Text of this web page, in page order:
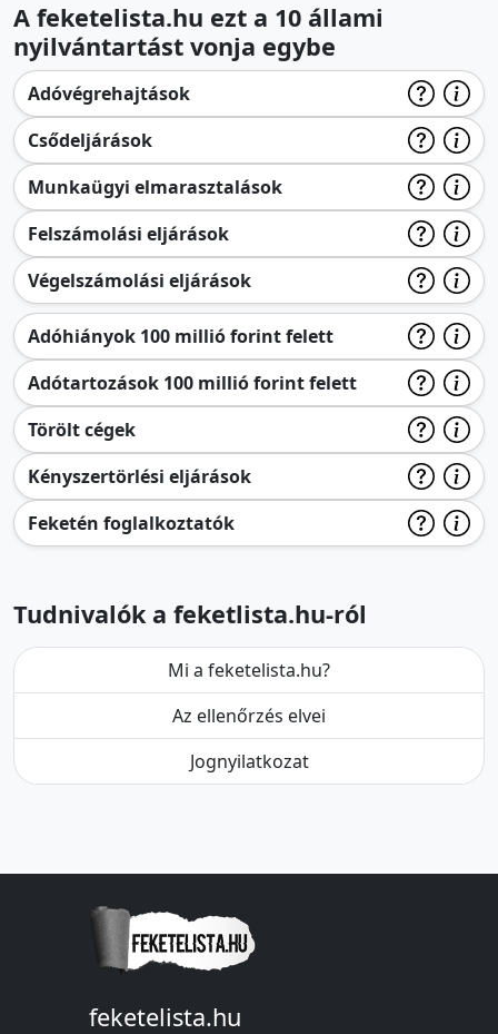
A feketelista.hu ezt a 10 állami
nyilvántartást vonja egybe
Adóvégrehajtások
Csődeljárások
Munkaügyi elmarasztalások
Felszámolási eljárások
Végelszámolási eljárások
Adóhiányok 100 millió forint felett
Adótartozások 100 millió forint felett
Törölt cégek
Kényszertörlési eljárások
Feketén foglalkoztatók
Tudnivalók a feketlista.hu-ról
Mi a feketelista.hu?
Az ellenőrzés elvei
Jognyilatkozat
feketelista.hu